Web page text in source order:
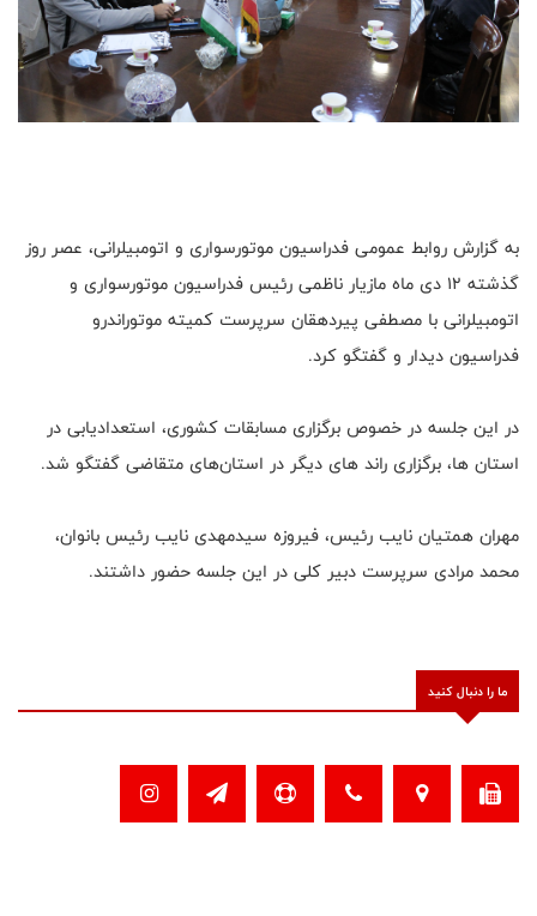
به گزارش روابط عمومی فدراسیون موتورسواری و اتومبیلرانی، عصر روز
گذشته 12 دی ماه مازیار ناظمی رئیس فدراسیون موتورسواری و
اتومبیلرانی با مصطفی پیردهقان سرپرست کمیته موتوراندرو
فدراسیون دیدار و گفتگو کرد.
در این جلسه در خصوص برگزاری مسابقات کشوری، استعدادیابی در
استان ها، برگزاری راند های ديگر در استان‌های متقاضی گفتگو شد.
مهران همتیان نایب رئیس، فیروزه سیدمهدی نایب رئیس بانوان،
محمد مرادی سرپرست دبیر کلی در این جلسه حضور داشتند.
ما را دنبال کنید